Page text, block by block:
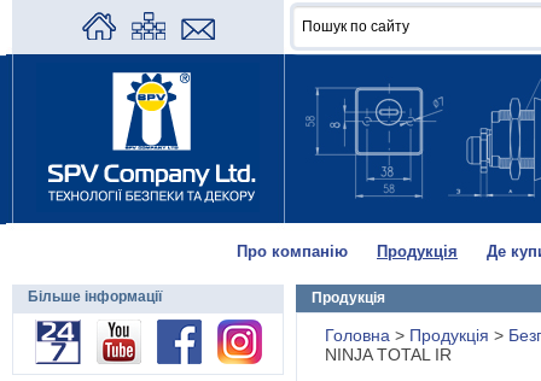
Про компанію Продукція Де
Продукція
Головна > Продукція >
NINJA TOTAL IR
Більше інформації